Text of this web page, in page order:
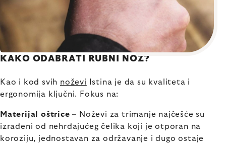
KAKO ODABRATI RUBNI NOŽ?
Kao i kod svih noževi
Istina je da su kvaliteta i
ergonomija ključni. Fokus na:
Materijal oštrice – Noževi za trimanje najčešće su
izrađeni od nehrđajućeg čelika koji je otporan na
koroziju, jednostavan za održavanje i dugo ostaje